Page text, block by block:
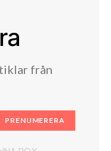
från
PRENUMERERA